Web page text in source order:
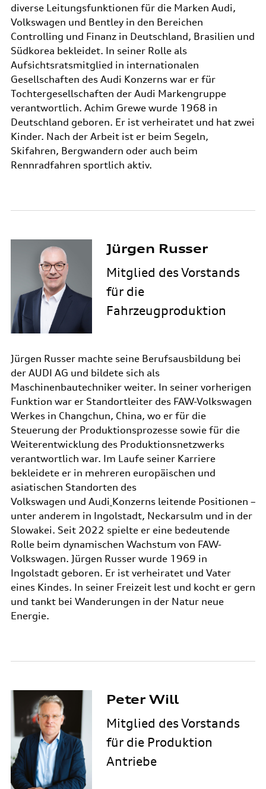
diverse Leitungsfunktionen für die Marken Audi,
Volkswagen und Bentley in den Bereichen
Controlling und Finanz in Deutschland, Brasilien und
Südkorea bekleidet. In seiner Rolle als
Aufsichtsratsmitglied in internationalen
Gesellschaften des Audi Konzerns war er für
Tochtergesellschaften der Audi Markengruppe
verantwortlich. Achim Grewe wurde 1968 in
Deutschland geboren. Er ist verheiratet und hat zwei
Kinder. Nach der Arbeit ist er beim Segeln,
Skifahren, Bergwandern oder auch beim
Rennradfahren sportlich aktiv.
Jürgen Russer machte seine Berufsausbildung bei
der AUDI AG und bildete sich als
Maschinenbautechniker weiter. In seiner vorherigen
Funktion war er Standortleiter des FAW-Volkswagen
Werkes in Changchun, China, wo er für die
Steuerung der Produktionsprozesse sowie für die
Weiterentwicklung des Produktionsnetzwerks
verantwortlich war. Im Laufe seiner Karriere
bekleidete er in mehreren europäischen und
asiatischen Standorten des
Volkswagen und Audi Konzerns leitende Positionen –
unter anderem in Ingolstadt, Neckarsulm und in der
Slowakei. Seit 2022 spielte er eine bedeutende
Rolle beim dynamischen Wachstum von FAW-
Volkswagen. Jürgen Russer wurde 1969 in
Ingolstadt geboren. Er ist verheiratet und Vater
eines Kindes. In seiner Freizeit lest und kocht er gern
und tankt bei Wanderungen in der Natur neue
Energie.
Jürgen Russer
Mitglied des Vorstands
für die
Fahrzeugproduktion
Peter Will
Mitglied des Vorstands
für die Produktion
Antriebe